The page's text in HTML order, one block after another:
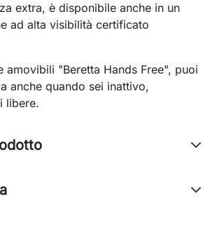
extra, è disponibile anche in un
ad alta visibilità certificato
amovibili "Beretta Hands Free", puoi
anche quando sei inattivo,
libere.